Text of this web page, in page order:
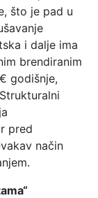
što je pad u
i dalje ima
brendiranim
godišnje,
pred
način